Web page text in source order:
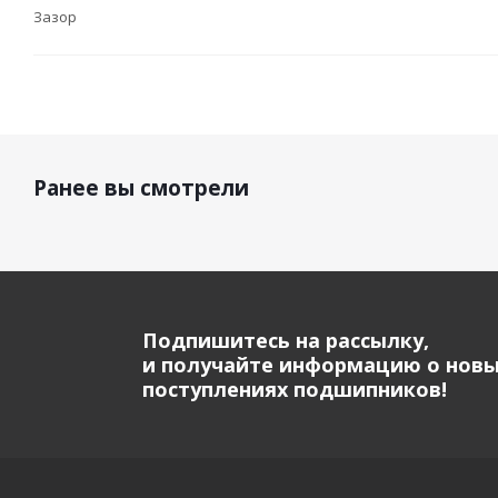
Зазор
Ранее вы смотрели
Подпишитесь на рассылку,
и получайте информацию о
поступлениях подшипников!